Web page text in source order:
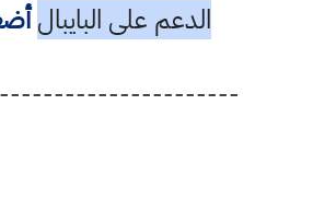
الدعم على البايبال